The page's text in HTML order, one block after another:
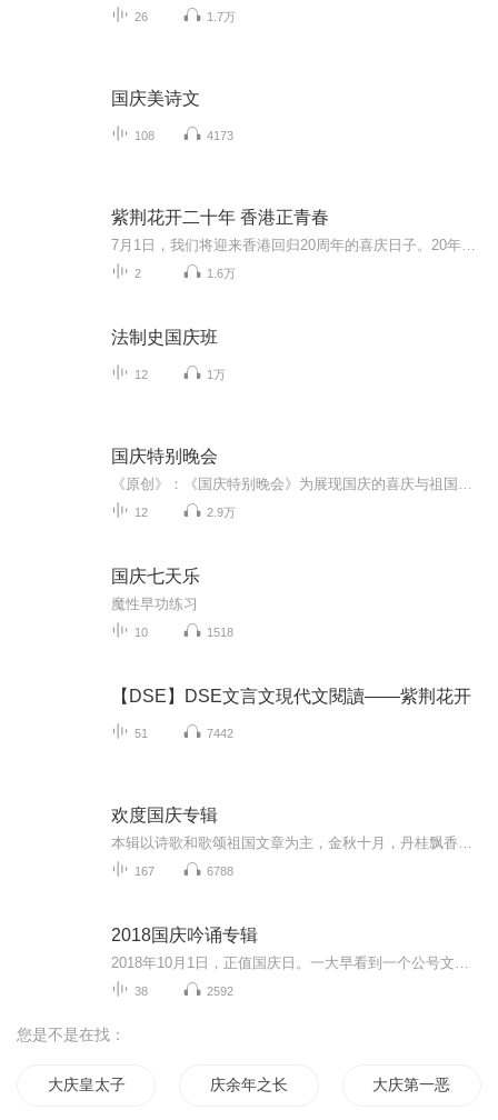
26 1.7万
国庆美诗文
108 4173
紫荆花开二十年 香港正青春
2 1.6万
法制史国庆班
12 1万
国庆特别晚会
12 2.9万
国庆七天乐
魔性早功练习
10 1518
【DSE】DSE文言文現代文閱讀——紫荆花开
51 7442
欢度国庆专辑
167 6788
2018国庆吟诵专辑
38 2592
您是不是在找：
大庆皇太子 庆余年之长歌行 大庆第一恶